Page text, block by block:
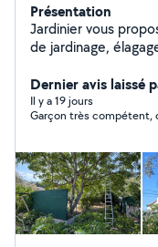
Présentation
Jardinier vous propose
de jardinage,
Dernier avis laissé
Il y a 19 jours
Garçon très compétent,